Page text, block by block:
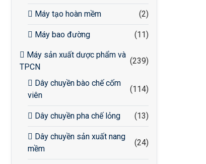
Máy tạo hoàn mềm (2)
Máy bao đường (11)
Máy sản xuất dược phẩm và
TPCN
(239)
Dây chuyền bào chế cốm
viên
(114)
Dây chuyền pha chế lỏng (13)
Dây chuyền sản xuất nang
mềm
(24)